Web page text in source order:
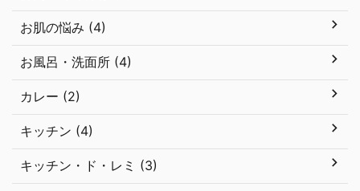
お肌の悩み (4)
お風呂・洗面所 (4)
カレー (2)
キッチン (4)
キッチン・ド・レミ (3)